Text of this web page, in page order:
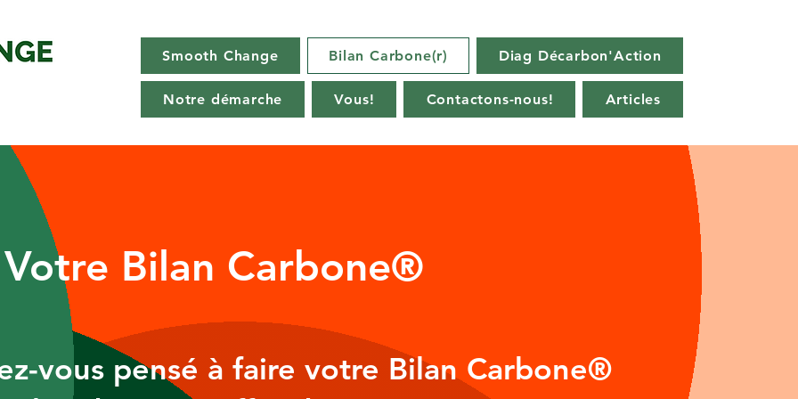
Smooth Change Bilan Carbone(r) Diag Décarbon'Action
Notre démarche Vous! Contactons-nous! Articles
Votre Bilan Carbone®
vous pensé à faire votre Bilan Carbone®